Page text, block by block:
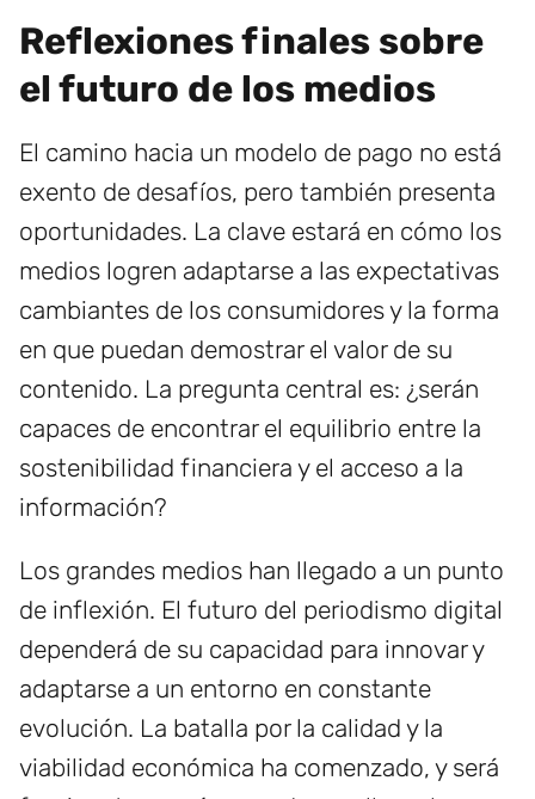
Reflexiones finales sobre
el futuro de los medios
El camino hacia un modelo de pago no está
exento de desafíos, pero también presenta
oportunidades. La clave estará en cómo los
medios logren adaptarse a las expectativas
cambiantes de los consumidores y la forma
en que puedan demostrar el valor de su
contenido. La pregunta central es: ¿serán
capaces de encontrar el equilibrio entre la
sostenibilidad financiera y el acceso a la
información?
Los grandes medios han llegado a un punto
de inflexión. El futuro del periodismo digital
dependerá de su capacidad para innovar y
adaptarse a un entorno en constante
evolución. La batalla por la calidad y la
viabilidad económica ha comenzado, y será